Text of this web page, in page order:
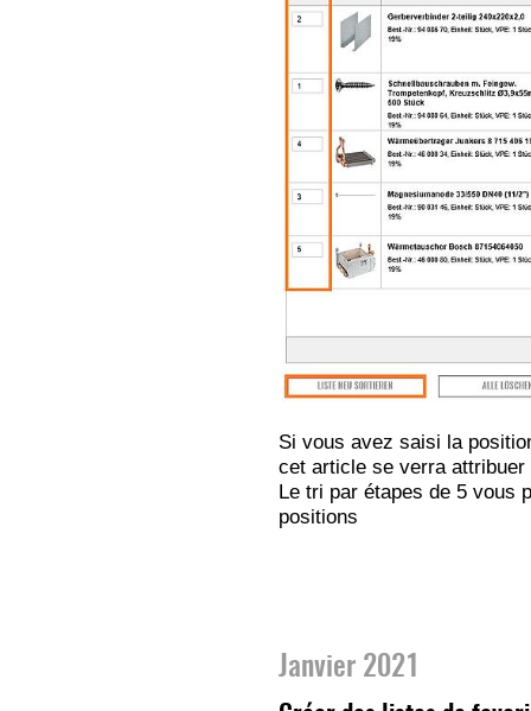
Si vous avez saisi la
cet article se verra
Le tri par étapes de 5 vous
positions
Janvier 2021